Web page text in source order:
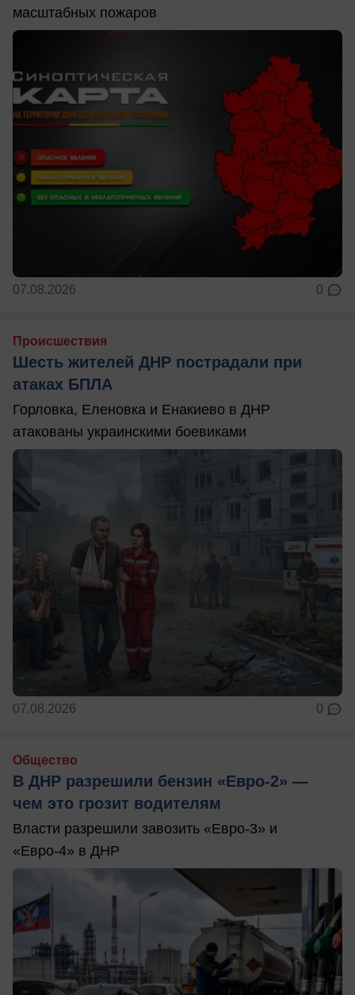
масштабных пожаров
07.08.2026 0
Происшествия
Шесть жителей ДНР пострадали при
атаках БПЛА
Горловка, Еленовка и Енакиево в ДНР
атакованы украинскими боевиками
07.08.2026 0
Общество
В ДНР разрешили бензин «Евро-2» —
чем это грозит водителям
Власти разрешили завозить «Евро-3» и
«Евро-4» в ДНР